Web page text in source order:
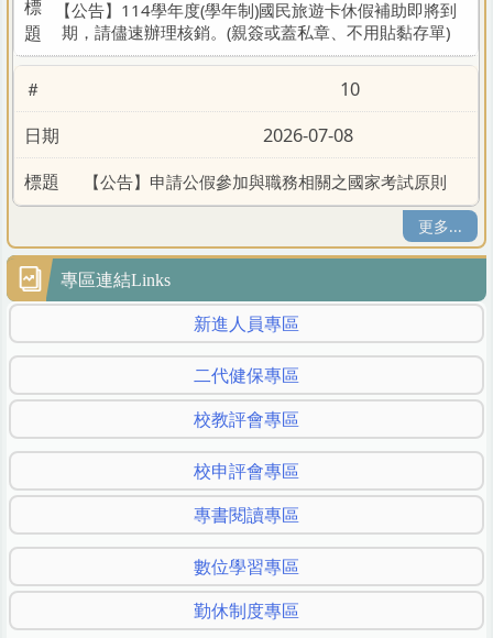
【公告】114學年度(學年制)國民旅遊卡休假補助即將到
期，請儘速辦理核銷。(親簽或蓋私章、不用貼黏存單)
10
2026-07-08
【公告】申請公假參加與職務相關之國家考試原則
更多...
專區連結Links
新進人員專區
二代健保專區
校教評會專區
校申評會專區
專書閱讀專區
數位學習專區
勤休制度專區